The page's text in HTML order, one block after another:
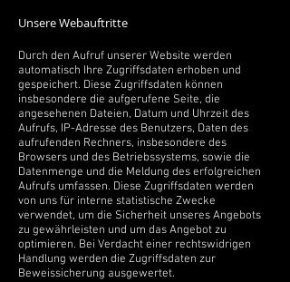
Unsere Webauftritte
Durch den Aufruf unserer Website werden
automatisch Ihre Zugriffsdaten erhoben und
gespeichert. Diese Zugriffsdaten können
insbesondere die aufgerufene Seite, die
angesehenen Dateien, Datum und Uhrzeit des
Aufrufs, IP-Adresse des Benutzers, Daten des
aufrufenden Rechners, insbesondere des
Browsers und des Betriebssystems, sowie die
Datenmenge und die Meldung des erfolgreichen
Aufrufs umfassen. Diese Zugriffsdaten werden
von uns für interne statistische Zwecke
verwendet, um die Sicherheit unseres Angebots
zu gewährleisten und um das Angebot zu
optimieren. Bei Verdacht einer rechtswidrigen
Handlung werden die Zugriffsdaten zur
Beweissicherung ausgewertet.